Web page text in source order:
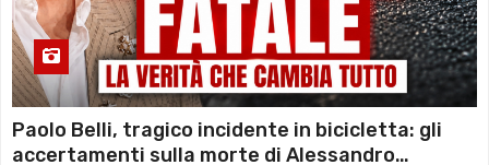
Paolo Belli, tragico incidente in bicicletta: gli
accertamenti sulla morte di Alessandro